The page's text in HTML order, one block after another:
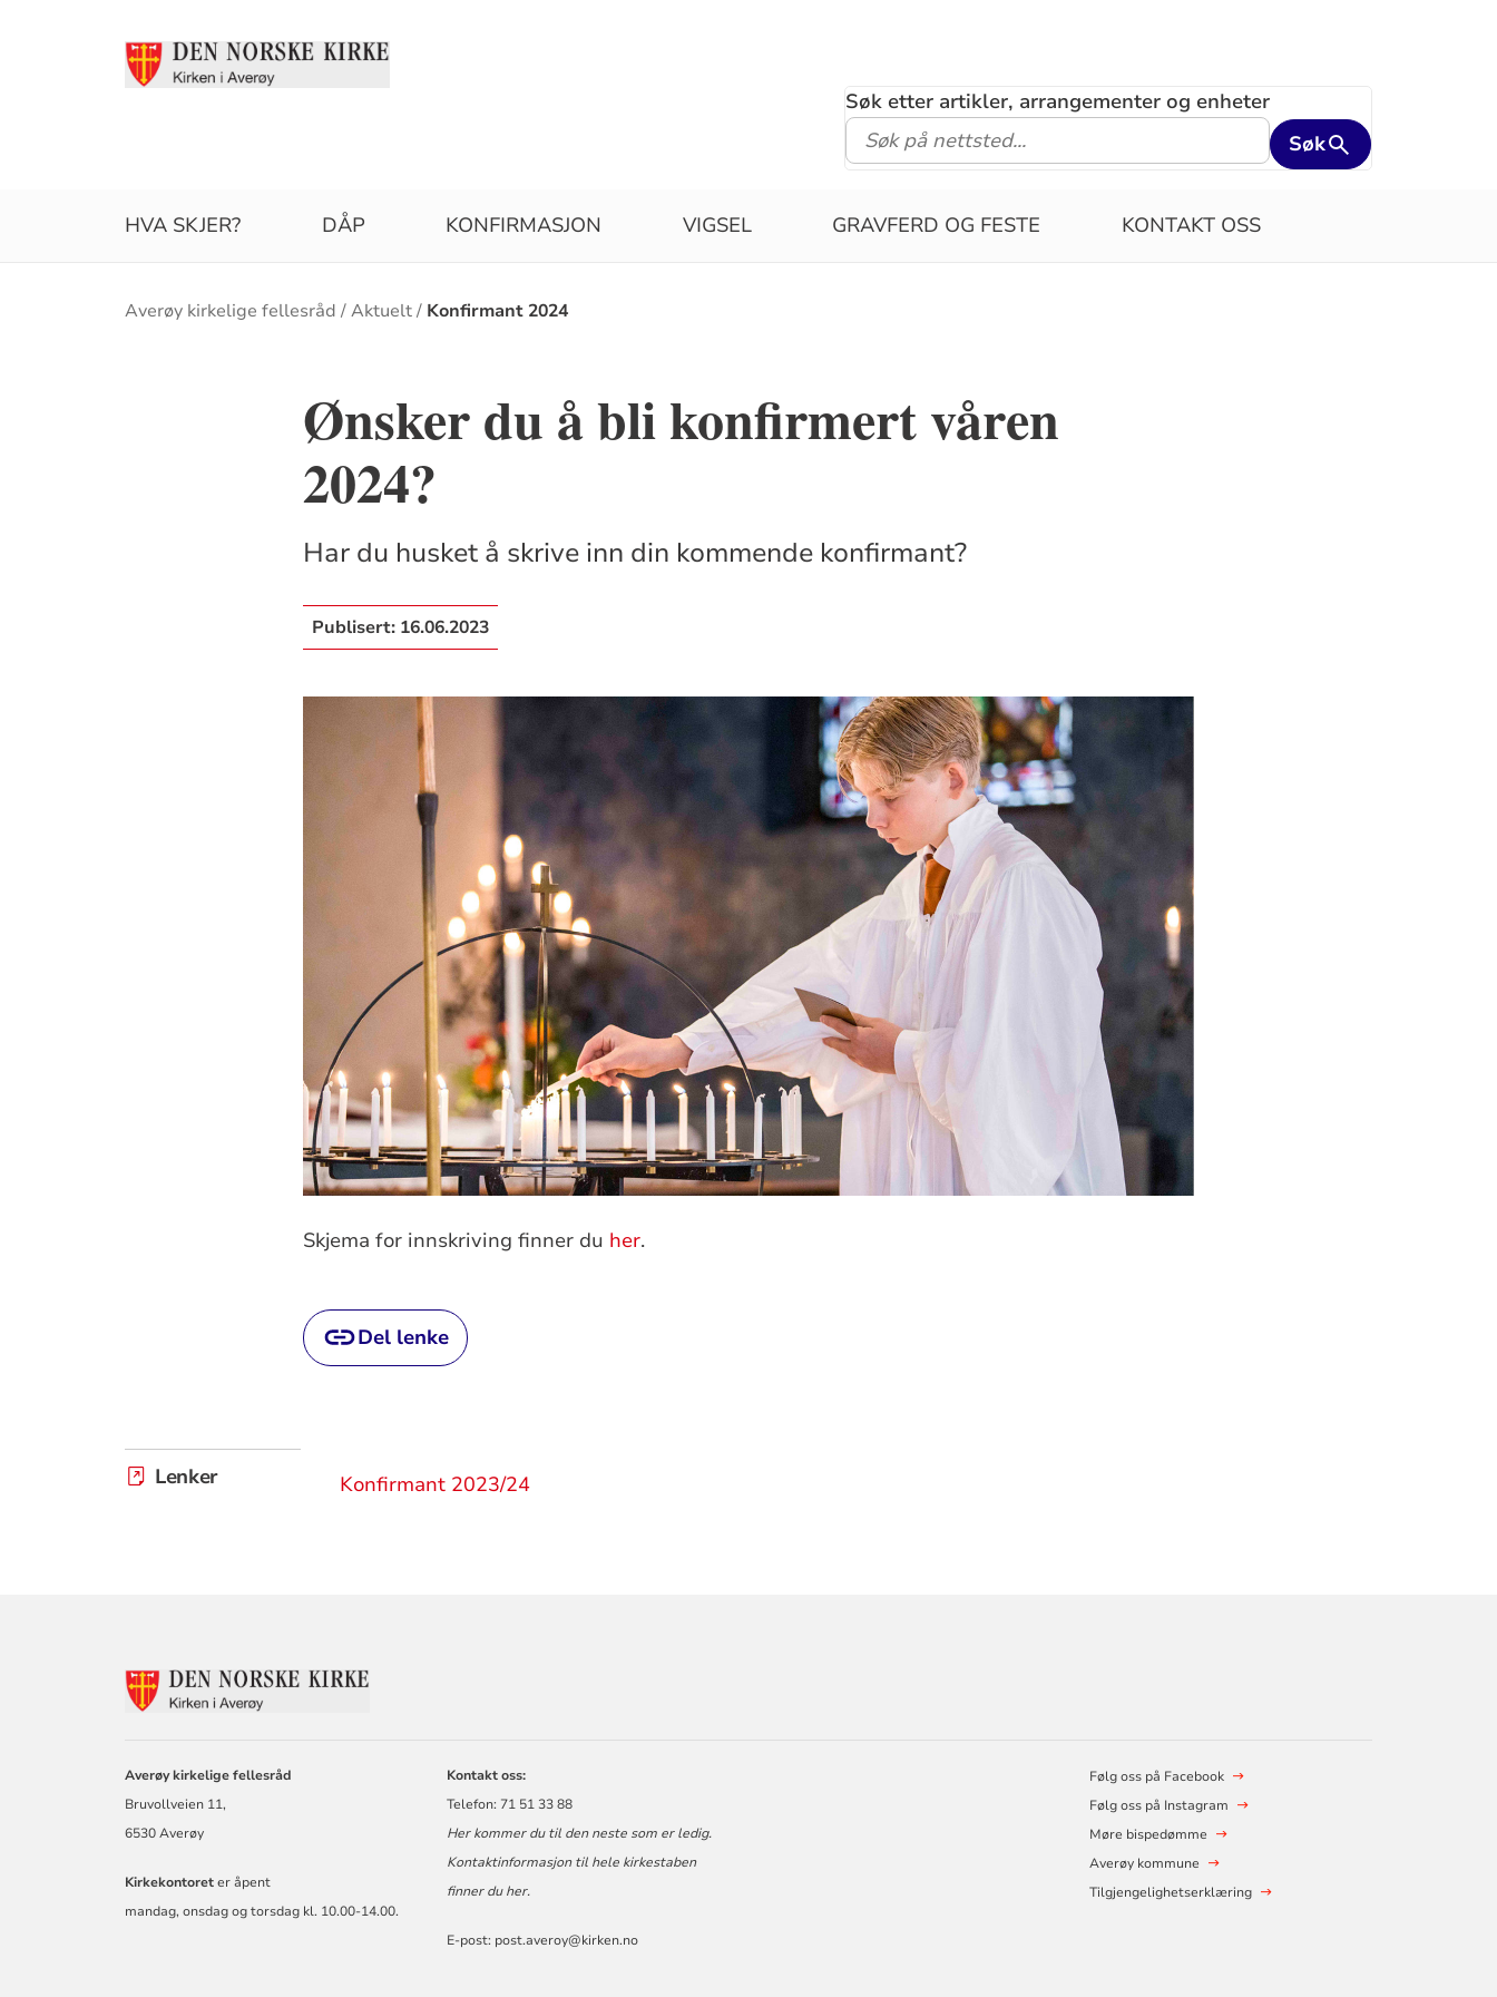
Søk etter artikler, arrangementer og enheter
Søk
HVA SKJER? DÅP KONFIRMASJON VIGSEL GRAVFERD OG FESTE KONTAKT OSS
Brødsmulesti
Averøy kirkelige fellesråd Aktuelt Konfirmant 2024
Ønsker du å bli konfirmert våren
2024?
Har du husket å skrive inn din kommende konfirmant?
Publisert: 16.06.2023
Skjema for innskriving finner du her.
Del lenke
Lenker Konfirmant 2023/24
FELLESRÅD
Averøy kirkelige fellesråd
Bruvollveien 11,
6530 Averøy
Kirkekontoreter åpent
mandag, onsdag og torsdag kl. 10.00-14.00.
Kontakt oss:
Telefon: 71 51 33 88
Her kommer du til den neste som er ledig.
Kontaktinformasjon til hele kirkestaben
finner duher.
E-post: post.averoy@kirken.no
Følg oss på Facebook
Følg oss på Instagram
Møre bispedømme
Averøy kommune
Tilgjengelighetserklæring